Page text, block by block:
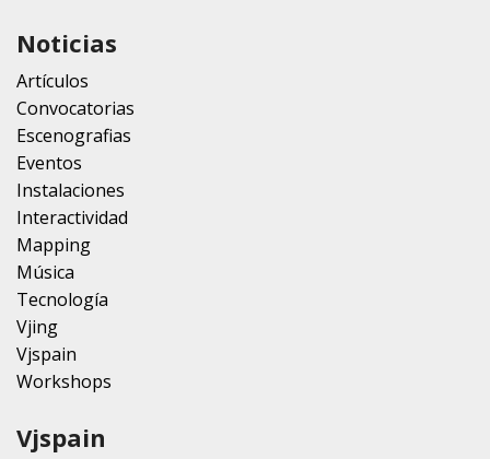
Noticias
Artículos
Convocatorias
Escenografias
Eventos
Instalaciones
Interactividad
Mapping
Música
Tecnología
Vjing
Vjspain
Workshops
Vjspain